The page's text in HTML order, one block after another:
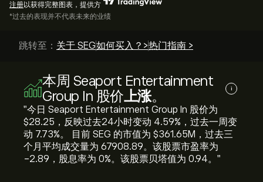
注册以获得完整图表，提供方
*过去的表现并不代表未来的业绩
跳转至： 关于 SEG如何买入？>热门指南 >
本周 Seaport Entertainment
Group In 股价上涨。 i
"今日 Seaport Entertainment Group In 股价为
‎$‎28.25，反映过去24小时变动 ‎4.59‎%，过去一周变
动 ‎7.73‎%。 目前 SEG 的市值为 ‎$‎361.65M，过去三
个月平均成交量为 67908.89。该股票市盈率为
-2.89，股息率为 0%。该股票贝塔值为 0.94。"